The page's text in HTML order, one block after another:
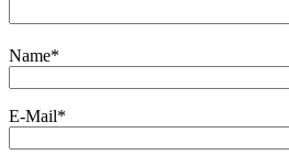
Name*
E-Mail*